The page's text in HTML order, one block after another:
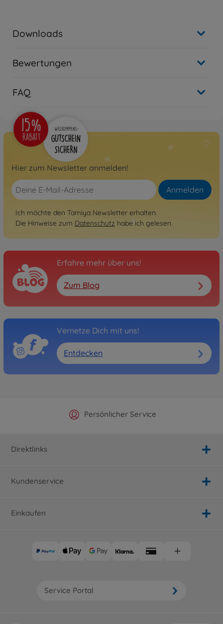
Downloads
Bewertungen
FAQ
Hier zum Newsletter anmelden!
Anmelden
Ich möchte den Tamiya Newsletter erhalten.
Die Hinweise zum Datenschutz habe ich gelesen.
Erfahre mehr über uns!
Zum Blog
Vernetze Dich mit uns!
Entdecken
Offizieller Hersteller Shop
Persönlicher Service
Versandkostenfrei ab 25€
Schnelle Lieferung
Direktlinks
Kundenservice
Einkaufen
Service Portal